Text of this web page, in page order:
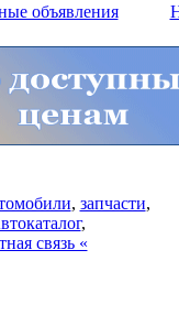
объявления
, запчасти,
,
связь «